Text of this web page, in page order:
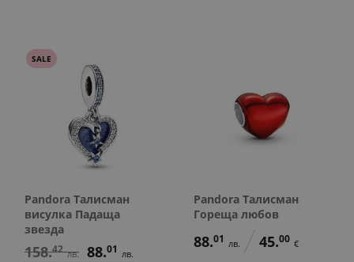
SALE
Pandora Талисман
висулка Падаща
звезда
158.42 лв. 88.01 лв.
Pandora Талисман
Гореща любов
88.01 лв. 45.00 €